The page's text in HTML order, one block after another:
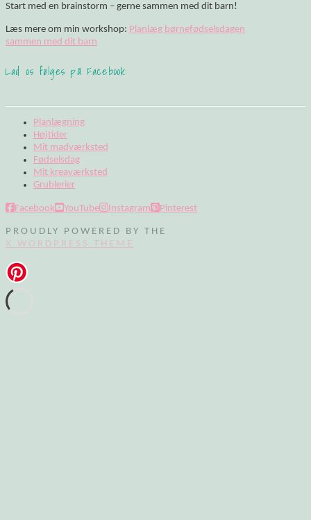
Start med en brainstorm – gerne sammen med dit barn!
Læs mere om min workshop: Planlæg børnefødselsdagen
sammen med dit barn
Lad os følges på Facebook:
Planlægning
Højtider
Mit madværksted
Fødselsdag
Mit kreaværksted
Grublerier
Facebook YouTube Instagram Pinterest
PROUDLY POWERED BY THE
X WORDPRESS THEME